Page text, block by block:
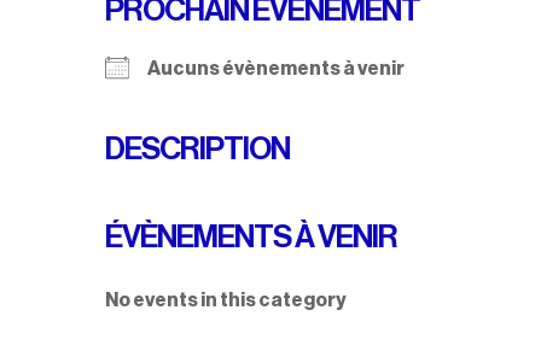
PROCHAIN ÉVÈNEMENT
Aucuns évènements à venir
DESCRIPTION
ÉVÈNEMENTS À VENIR
No events in this category